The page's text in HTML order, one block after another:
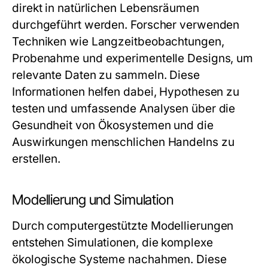
direkt in natürlichen Lebensräumen
durchgeführt werden. Forscher verwenden
Techniken wie Langzeitbeobachtungen,
Probenahme und experimentelle Designs, um
relevante Daten zu sammeln. Diese
Informationen helfen dabei, Hypothesen zu
testen und umfassende Analysen über die
Gesundheit von Ökosystemen und die
Auswirkungen menschlichen Handelns zu
erstellen.
Modellierung und Simulation
Durch computergestützte Modellierungen
entstehen Simulationen, die komplexe
ökologische Systeme nachahmen. Diese